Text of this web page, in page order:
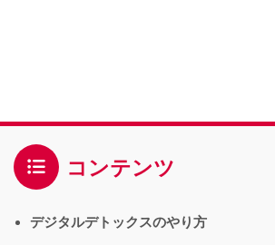
コンテンツ
デジタルデトックスのやり方